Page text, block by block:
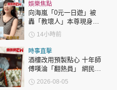
娛樂焦點
向海嵐「0元一日遊」被
轟「教壞人」本尊現身回
應網民
14小時前
時事直擊
酒樓改用預製點心 十年師
傅嘆淪「翻熱員」 網民憂
傳統手藝被淘汰
2026-08-05